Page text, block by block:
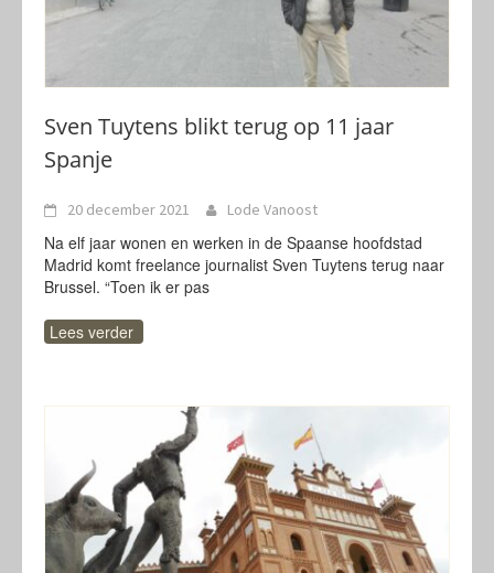
Sven Tuytens blikt terug op 11 jaar
Spanje
20 december 2021 Lode Vanoost
Na elf jaar wonen en werken in de Spaanse hoofdstad
Madrid komt freelance journalist Sven Tuytens terug naar
Brussel. “Toen ik er pas
Lees verder